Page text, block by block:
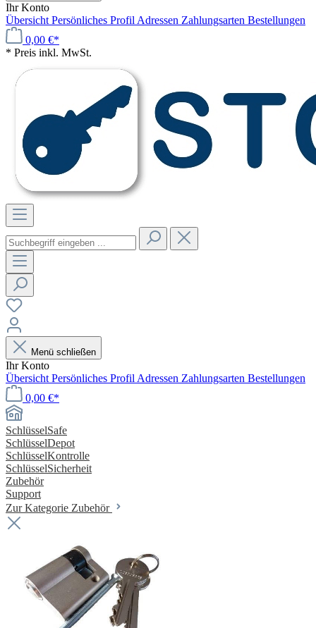
Ihr Konto
Übersicht Persönliches Profil Adressen Zahlungsarten Bestellungen
0,00 €*
* Preis inkl. MwSt.
Menü schließen
Ihr Konto
Übersicht Persönliches Profil Adressen Zahlungsarten Bestellungen
0,00 €*
SchlüsselSafe
SchlüsselDepot
SchlüsselKontrolle
SchlüsselSicherheit
Zubehör
Support
Zur Kategorie Zubehör